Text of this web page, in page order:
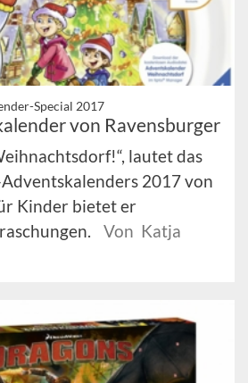
Special 2017
von Ravensburger
lautet das
2017 von
Kinder bietet er
Von Katja